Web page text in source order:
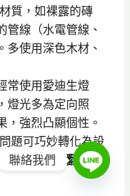
質，如裸露的磚
管線（水電管線、
多使用深色木材、
常使用愛迪生燈
燈光多為定向照
，強烈凸顯個性。
題可巧妙轉化為設
本，是老屋翻新中
聯絡我們